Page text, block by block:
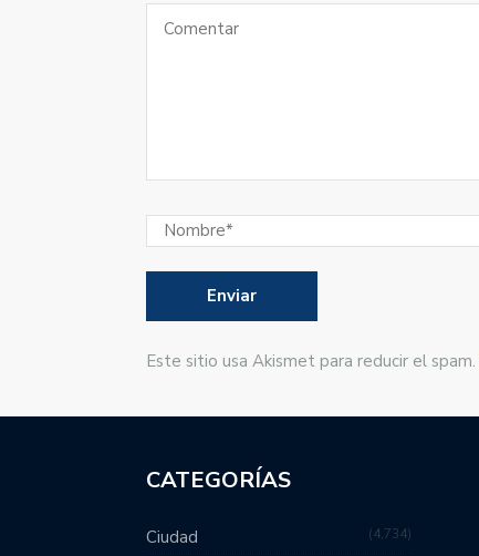
Este sitio usa Akismet para reducir el spam.
CATEGORÍAS
Ciudad 4,734